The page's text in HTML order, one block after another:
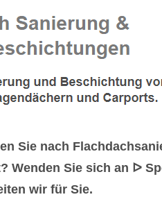
Sie nach
Wenden Sie sich an ᐅ
wir für Sie.